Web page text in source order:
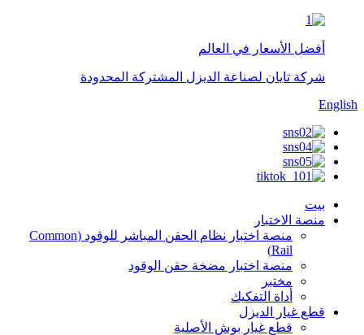
أفضل الأسعار في العالم
شركة تايان لصناعة الديزل المشتركة المحدودة
English
بيت
منصة الاختبار
منصة اختبار نظام الحقن المباشر للوقود (Common
Rail)
منصة اختبار مضخة حقن الوقود
مختبر
أداة التفكيك
قطع غيار الديزل
قطع غيار بوش الأصلية